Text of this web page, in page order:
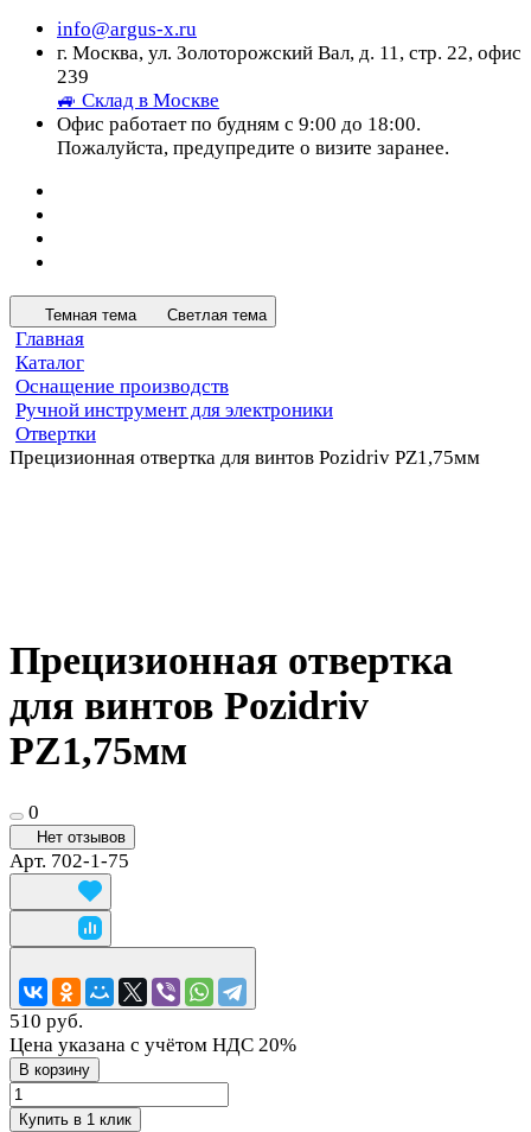
info@argus-x.ru
г. Москва, ул. Золоторожский Вал, д. 11, стр. 22, офис
239
🚙 Склад в Москве
Офис работает по будням с 9:00 до 18:00.
Пожалуйста, предупредите о визите заранее.
Темная тема Светлая тема
Главная
Каталог
Оснащение производств
Ручной инструмент для электроники
Отвертки
Прецизионная отвертка для винтов Pozidriv PZ1,75мм
Прецизионная отвертка
для винтов Pozidriv
PZ1,75мм
0
Нет отзывов
Арт. 702-1-75
510 руб.
Цена указана с учётом НДС 20%
В корзину
Купить в 1 клик